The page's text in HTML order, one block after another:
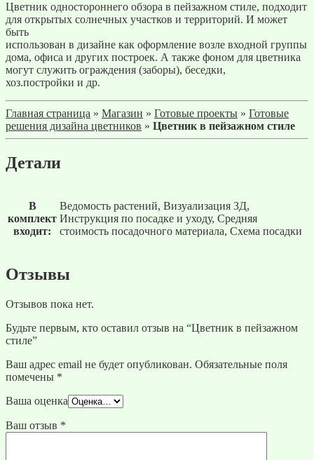
Цветник одностороннего обзора в пейзажном стиле, подходит
для открытых солнечных участков и территорий. И может
быть
использован в дизайне как оформление возле входной группы
дома, офиса и других построек. А также фоном для цветника
могут служить ограждения (заборы), беседки,
хоз.постройки и др.
Главная страница » Магазин » Готовые проекты » Готовые
решения дизайна цветников » Цветник в пейзажном стиле
Детали
В
комплект
входит:
Ведомость растений, Визуализация 3Д,
Инструкция по посадке и уходу, Средняя
стоимость посадочного материала, Схема посадки
Отзывы
Отзывов пока нет.
Будьте первым, кто оставил отзыв на “Цветник в пейзажном
стиле”
Ваш адрес email не будет опубликован. Обязательные поля
помечены *
Ваша оценка
Ваш отзыв *